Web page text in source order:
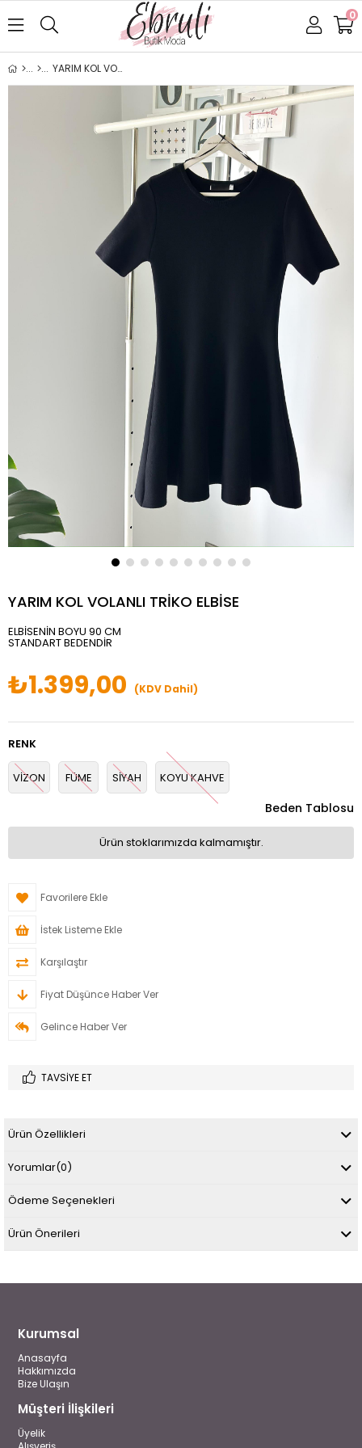
0
YARIM KOL VOLANLI TRİKO ELBİSE
YARIM KOL VOLANLI TRİKO ELBİSE
ELBİSENİN BOYU 90 CM
STANDART BEDENDİR
₺1.399,00 (KDV Dahil)
RENK
VİZON FÜME SİYAH KOYU KAHVE
Beden Tablosu
Ürün stoklarımızda kalmamıştır.
Favorilere Ekle
İstek Listeme Ekle
Karşılaştır
Fiyat Düşünce Haber Ver
Gelince Haber Ver
TAVSIYE ET
Ürün Özellikleri
Yorumlar(0)
Ödeme Seçenekleri
Ürün Önerileri
Kurumsal
Anasayfa
Hakkımızda
Bize Ulaşın
Müşteri İlişkileri
Üyelik